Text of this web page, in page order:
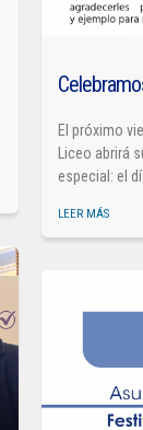
El próximo
Liceo abrirá
especial: el
LEER MÁS